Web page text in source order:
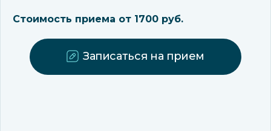
Стоимость приема от 1700 руб.
Записаться на прием